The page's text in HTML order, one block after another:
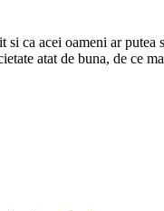
ca acei oameni ar
atat de buna, de ce